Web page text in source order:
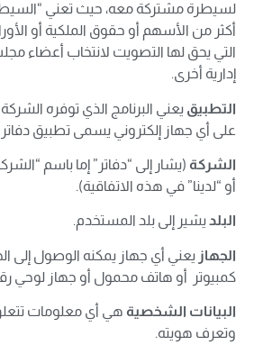
أكثر من الأسهم أو حقوق الملكية أو
التي يحق لها التصويت لانتخاب أعضاء
إدارية أخرى.
التطبيق يعني البرنامج الذي توفره
على أي جهاز إلكتروني يسمى تطبيق
الشركة (يشار إلى “دفاتر” إما باسم
أو “لدينا” في هذه الاتفاقية).
البلديشير إلى بلد المستخدم.
الجهاز يعني أي جهاز يمكنه الوصول إلى
كمبيوتر أو هاتف محمول أو جهاز لوحي
البيانات الشخصية هي أي معلومات
وتعرف هويته.